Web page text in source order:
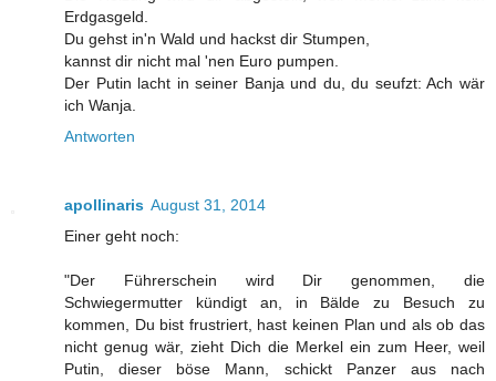
Erdgasgeld.
Du gehst in'n Wald und hackst dir Stumpen,
kannst dir nicht mal 'nen Euro pumpen.
Der Putin lacht in seiner Banja und du, du seufzt: Ach wär
ich Wanja.
Antworten
apollinaris August 31, 2014
Einer geht noch:
"Der Führerschein wird Dir genommen, die
Schwiegermutter kündigt an, in Bälde zu Besuch zu
kommen, Du bist frustriert, hast keinen Plan und als ob das
nicht genug wär, zieht Dich die Merkel ein zum Heer, weil
Putin, dieser böse Mann, schickt Panzer aus nach